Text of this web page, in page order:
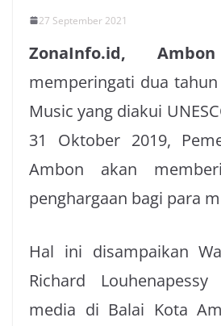
27 September 2021
ZonaInfo.id,
memperingati dua
Music yang diakui
31 Oktober 2019,
Ambon akan
penghargaan bagi para
Hal ini disampaikan
Richard
media di Balai Kota